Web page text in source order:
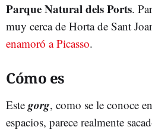
Parque Natural dels Ports.
muy cerca de Horta de Sant
enamoró a Picasso.
Cómo es
Este gorg, como se le conoce
espacios, parece realmente